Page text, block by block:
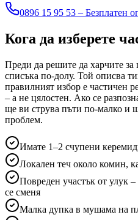
0896 15 95 53 – Безплатен
Кога да изберете
Преди да решите да харчите
списъка по-долу. Той описва
правилният избор е частичен
– а не цялостен. Ако се
ще ви струва пъти по-малко и
проблем.
Имате 1–2 счупени
Локален теч около комин,
Повреден участък от улук
се сменя
Малка дупка в мушама на